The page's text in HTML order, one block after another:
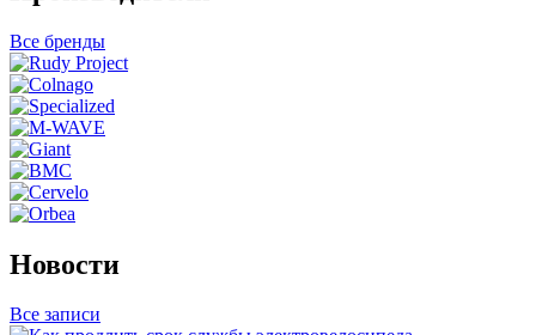
Все бренды
Новости
Все записи